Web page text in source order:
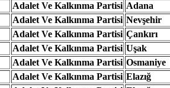
Adalet Ve Kalkınma Partisi Adana
Adalet Ve Kalkınma Partisi Nevşehir
Adalet Ve Kalkınma Partisi Çankırı
Adalet Ve Kalkınma Partisi Uşak
Adalet Ve Kalkınma Partisi Osmaniye
Adalet Ve Kalkınma Partisi Elazığ